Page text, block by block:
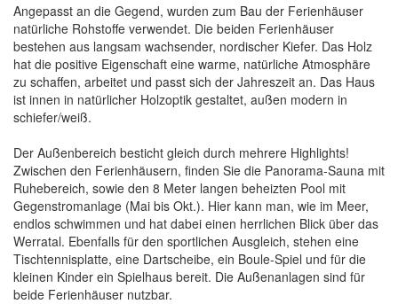
Angepasst an die Gegend, wurden zum Bau der Ferienhäuser
natürliche Rohstoffe verwendet. Die beiden Ferienhäuser
bestehen aus langsam wachsender, nordischer Kiefer. Das Holz
hat die positive Eigenschaft eine warme, natürliche Atmosphäre
zu schaffen, arbeitet und passt sich der Jahreszeit an. Das Haus
ist innen in natürlicher Holzoptik gestaltet, außen modern in
schiefer/weiß.
Der Außenbereich besticht gleich durch mehrere Highlights!
Zwischen den Ferienhäusern, finden Sie die Panorama-Sauna mit
Ruhebereich, sowie den 8 Meter langen beheizten Pool mit
Gegenstromanlage (Mai bis Okt.). Hier kann man, wie im Meer,
endlos schwimmen und hat dabei einen herrlichen Blick über das
Werratal. Ebenfalls für den sportlichen Ausgleich, stehen eine
Tischtennisplatte, eine Dartscheibe, ein Boule-Spiel und für die
kleinen Kinder ein Spielhaus bereit. Die Außenanlagen sind für
beide Ferienhäuser nutzbar.